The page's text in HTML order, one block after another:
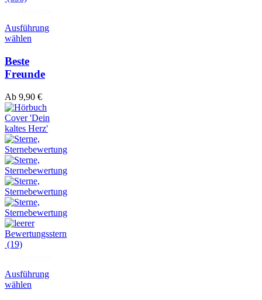
Ausführung
wählen
Beste
Freunde
Ab 9,90 €
(19)
Ausführung
wählen